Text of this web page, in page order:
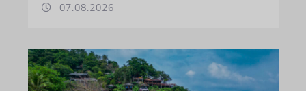
07.08.2026